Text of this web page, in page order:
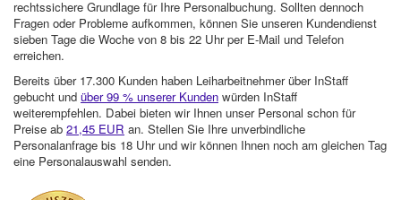
rechtssichere Grundlage für Ihre Personalbuchung. Sollten dennoch
Fragen oder Probleme aufkommen, können Sie unseren Kundendienst
sieben Tage die Woche von 8 bis 22 Uhr per E-Mail und Telefon
erreichen.
Bereits über 17.300 Kunden haben Leiharbeitnehmer über InStaff
gebucht und über 99 % unserer Kunden würden InStaff
weiterempfehlen. Dabei bieten wir Ihnen unser Personal schon für
Preise ab 21,45 EUR an. Stellen Sie Ihre unverbindliche
Personalanfrage bis 18 Uhr und wir können Ihnen noch am gleichen Tag
eine Personalauswahl senden.